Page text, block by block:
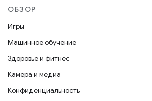
ОБЗОР
Игры
Машинное обучение
Здоровье и фитнес
Камера и медиа
Конфиденциальность